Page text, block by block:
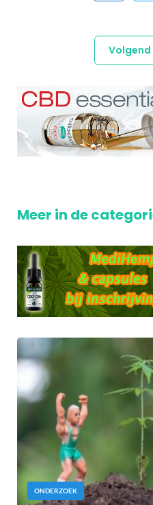
Meer in de
ONDERZOEK